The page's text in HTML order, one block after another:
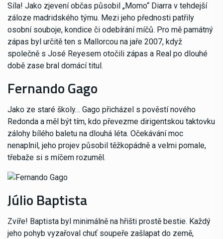
Síla! Jako zjevení občas působil „Momo“ Diarra v tehdejší
záloze madridského týmu. Mezi jeho přednosti patřily
osobní souboje, kondice či odebírání míčů. Pro mě památný
zápas byl určitě ten s Mallorcou na jaře 2007, když
společně s José Reyesem otočili zápas a Real po dlouhé
době zase bral domácí titul.
Fernando Gago
Jako ze staré školy… Gago přicházel s pověstí nového
Redonda a měl být tím, kdo převezme dirigentskou taktovku
zálohy bílého baletu na dlouhá léta. Očekávání moc
nenaplnil, jeho projev působil těžkopádně a velmi pomale,
třebaže si s míčem rozuměl.
Júlio Baptista
Zvíře! Baptista byl minimálně na hřišti prostě bestie. Každý
jeho pohyb vyzařoval chuť soupeře zašlapat do země,